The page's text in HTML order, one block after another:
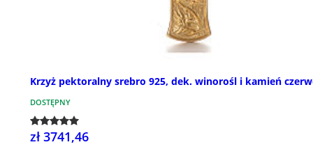
Krzyż pektoralny srebro 925, dek. winorośl i kamień
DOSTĘPNY
zł 3741,46